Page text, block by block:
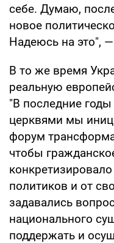
себе. Думаю,
новое
Надеюсь на это",
В то же время
реальную
"В последние
церквями мы
форум
чтобы
конкретизировало
политиков и от
задавались
национального
поддержать и